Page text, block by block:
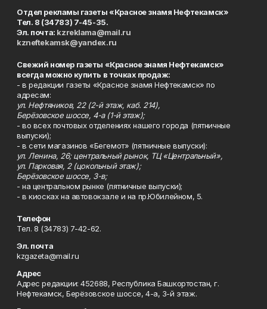
Отдел рекламы газеты «Красное знамя Нефтекамск»
Тел. 8 (34783) 7-45-35.
Эл. почта: kzreklama@mail.ru
kzneftekamsk@yandex.ru
Свежий номер газеты «Красное знамя Нефтекамск»
всегда можно купить в точках продаж:
- в редакции газеты «Красное знамя Нефтекамск» по
адресам:
ул. Нефтяников, 22 (2-й этаж, каб. 214),
Берёзовское шоссе, 4-а (1-й этаж);
- во всех почтовых отделениях нашего города (пятничные
выпуски);
- в сети магазинов «Бегемот» (пятничные выпуски):
ул. Ленина, 26; центральный рынок, ТЦ «Центральный»,
ул. Парковая, 2 (цокольный этаж);
Берёзовское шоссе, 3-в;
- на центральном рынке (пятничные выпуски);
- в киосках на автовокзале и на пр.Юбилейном, 5.
Телефон
Тел. 8 (34783) 7-42-62.
Эл. почта
kzgazeta@mail.ru
Адрес
Адрес редакции: 452688, Республика Башкортостан, г.
Нефтекамск, Берёзовское шоссе, 4-а, 3-й этаж.